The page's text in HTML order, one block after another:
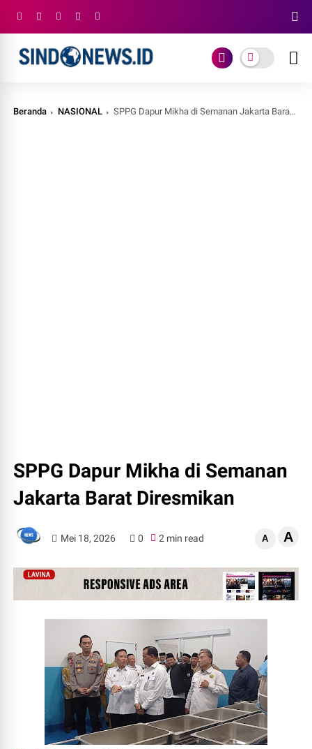
Beranda NASIONAL SPPG Dapur Mikha di Semanan Jakarta Barat Diresmikan
SPPG Dapur Mikha di Semanan
Jakarta Barat Diresmikan
Mei 18, 2026 0 2 min read A A